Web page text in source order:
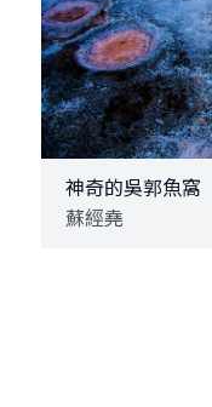
神奇的吳郭魚窩
蘇經堯